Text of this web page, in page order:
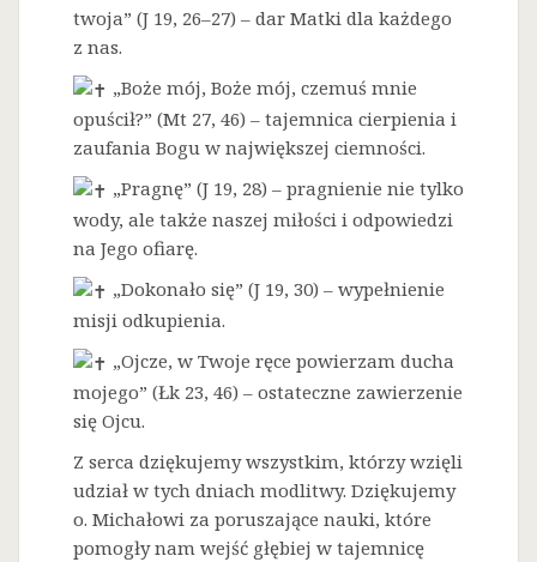
twoja” (J 19, 26–27) – dar Matki dla każdego
z nas.
„Boże mój, Boże mój, czemuś mnie
opuścił?” (Mt 27, 46) – tajemnica cierpienia i
zaufania Bogu w największej ciemności.
„Pragnę” (J 19, 28) – pragnienie nie tylko
wody, ale także naszej miłości i odpowiedzi
na Jego ofiarę.
„Dokonało się” (J 19, 30) – wypełnienie
misji odkupienia.
„Ojcze, w Twoje ręce powierzam ducha
mojego” (Łk 23, 46) – ostateczne zawierzenie
się Ojcu.
Z serca dziękujemy wszystkim, którzy wzięli
udział w tych dniach modlitwy. Dziękujemy
o. Michałowi za poruszające nauki, które
pomogły nam wejść głębiej w tajemnicę